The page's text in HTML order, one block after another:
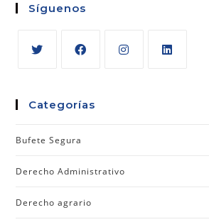
Síguenos
Categorías
Bufete Segura
Derecho Administrativo
Derecho agrario